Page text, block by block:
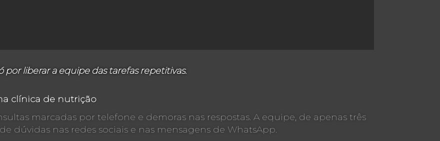
por liberar a equipe das tarefas repetitivas.
clínica de nutrição
marcadas por telefone e demoras nas respostas. A equipe, de apenas três
dúvidas nas redes sociais e nas mensagens de WhatsApp.